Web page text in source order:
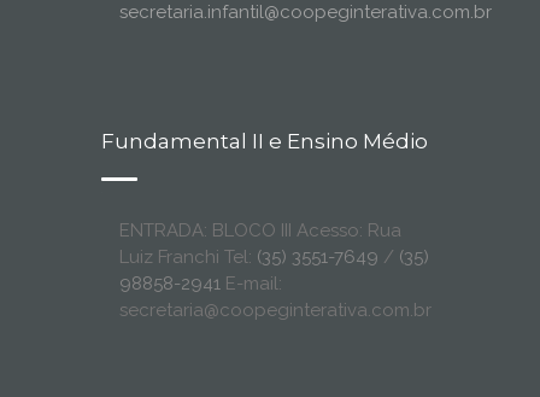
secretaria.infantil@coopeginterativa.com.br
Fundamental II e Ensino Médio
ENTRADA: BLOCO III Acesso: Rua
Luiz Franchi Tel: (35) 3551-7649 / (35)
98858-2941 E-mail:
secretaria@coopeginterativa.com.br